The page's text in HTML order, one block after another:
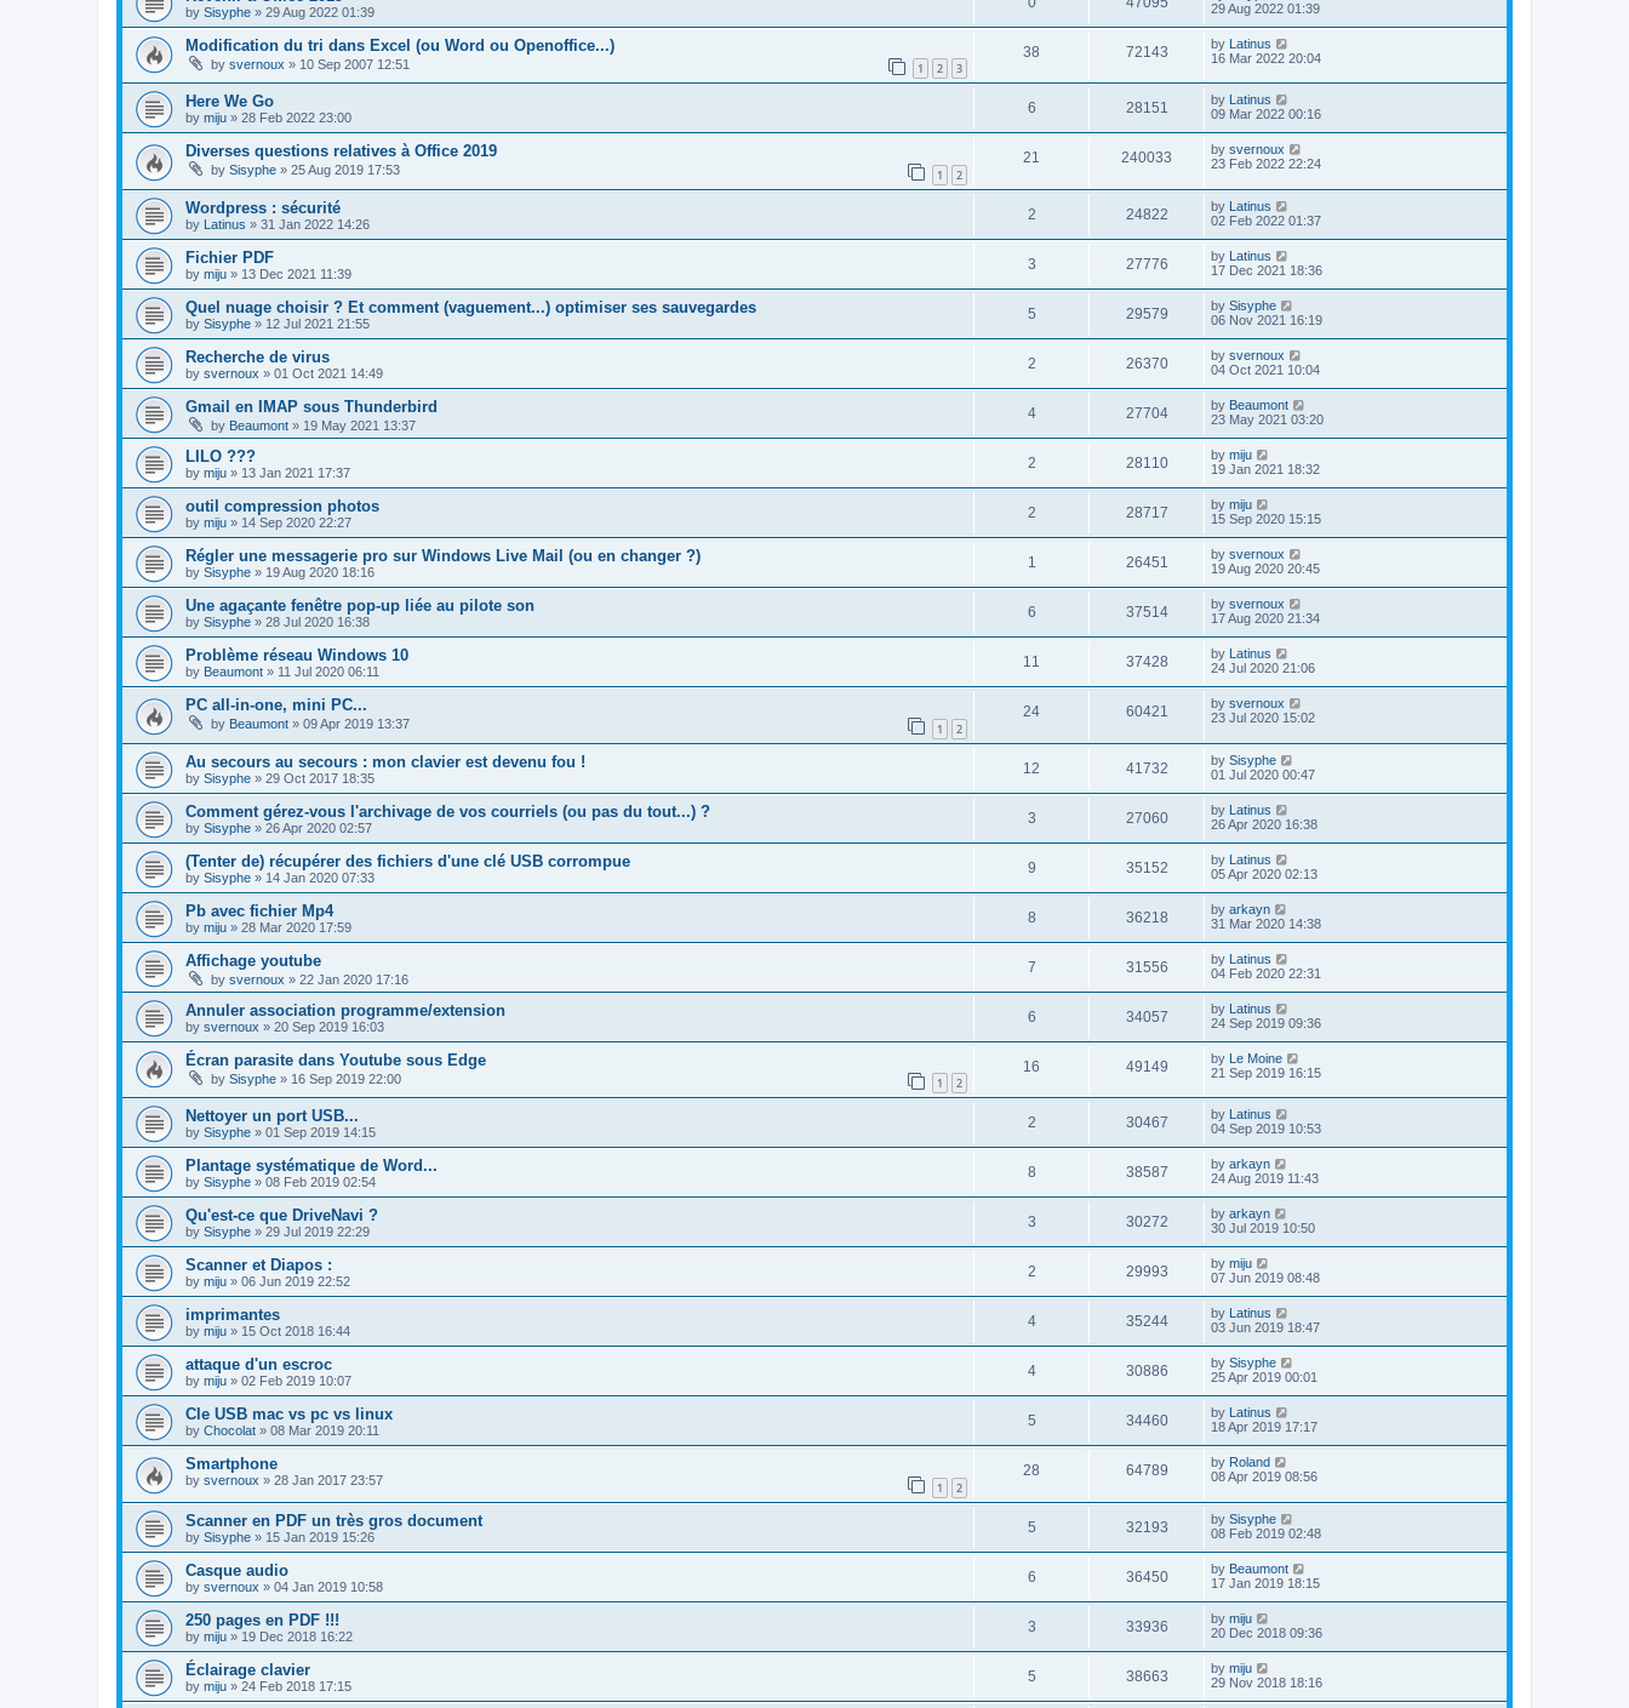
by Sisyphe » 29 Aug 2022 01:39
29 Aug 2022 01:39
Modification du tri dans Excel (ou Word ou Openoffice...)
by svernoux » 10 Sep 2007 12:51 1 2 3
38 72143 by Latinus
16 Mar 2022 20:04
Here We Go
by miju » 28 Feb 2022 23:00
6 28151 by
Latinus
09 Mar 2022 00:16
Diverses questions relatives à Office 2019
by Sisyphe » 25 Aug 2019 17:53 1 2
21 240033 by svernoux
23 Feb 2022 22:24
Wordpress : sécurité
by Latinus » 31 Jan 2022 14:26
2 24822 by Latinus
02 Feb 2022 01:37
Fichier PDF
by miju » 13 Dec 2021 11:39
3 27776 by Latinus
17 Dec 2021 18:36
Quel nuage choisir ? Et comment (vaguement...) optimiser ses sauvegardes
by Sisyphe » 12 Jul 2021 21:55
5 29579 by Sisyphe
06 Nov 2021 16:19
Recherche de virus
by svernoux » 01 Oct 2021 14:49
2 26370 by svernoux
04 Oct 2021 10:04
Gmail en IMAP sous Thunderbird
by Beaumont » 19 May 2021 13:37
4 27704 by Beaumont
23 May 2021 03:20
LILO ???
by miju » 13 Jan 2021 17:37
2 28110 by miju
19 Jan 2021 18:32
outil compression photos
by miju » 14 Sep 2020 22:27
2 28717 by miju
15 Sep 2020 15:15
Régler une messagerie pro sur Windows Live Mail (ou en changer ?)
by Sisyphe » 19 Aug 2020 18:16
1 26451 by svernoux
19 Aug 2020 20:45
Une agaçante fenêtre pop-up liée au pilote son
by Sisyphe » 28 Jul 2020 16:38
6 37514 by svernoux
17 Aug 2020 21:34
Problème réseau Windows 10
by Beaumont » 11 Jul 2020 06:11
11 37428 by Latinus
24 Jul 2020 21:06
PC all-in-one, mini PC...
by Beaumont » 09 Apr 2019 13:37 1 2
24 60421 by svernoux
23 Jul 2020 15:02
Au secours au secours : mon clavier est devenu fou !
by Sisyphe » 29 Oct 2017 18:35
12 41732 by Sisyphe
01 Jul 2020 00:47
Comment gérez-vous l'archivage de vos courriels (ou pas du tout...) ?
by Sisyphe » 26 Apr 2020 02:57
3 27060 by Latinus
26 Apr 2020 16:38
(Tenter de) récupérer des fichiers d'une clé USB corrompue
by Sisyphe » 14 Jan 2020 07:33
9 35152 by Latinus
05 Apr 2020 02:13
Pb avec fichier Mp4
by miju » 28 Mar 2020 17:59
8 36218 by arkayn
31 Mar 2020 14:38
Affichage youtube
by svernoux » 22 Jan 2020 17:16
7 31556 by Latinus
04 Feb 2020 22:31
Annuler association programme/extension
by svernoux » 20 Sep 2019 16:03
6 34057 by Latinus
24 Sep 2019 09:36
Écran parasite dans Youtube sous Edge
by Sisyphe » 16 Sep 2019 22:00 1 2
16 49149 by Le Moine
21 Sep 2019 16:15
Nettoyer un port USB...
by Sisyphe » 01 Sep 2019 14:15
2 30467 by
Latinus
04 Sep 2019 10:53
Plantage systématique de Word...
by Sisyphe » 08 Feb 2019 02:54
8 38587 by arkayn
24 Aug 2019 11:43
Qu'est-ce que DriveNavi ?
by Sisyphe » 29 Jul 2019 22:29
3 30272 by arkayn
30 Jul 2019 10:50
Scanner et Diapos :
by miju » 06 Jun 2019 22:52
2 29993 by miju
07 Jun 2019 08:48
imprimantes
by miju » 15 Oct 2018 16:44
4 35244 by
Latinus
03 Jun 2019 18:47
attaque d'un escroc
by miju » 02 Feb 2019 10:07
4 30886 by Sisyphe
25 Apr 2019 00:01
Cle USB mac vs pc vs linux
by Chocolat » 08 Mar 2019 20:11
5 34460 by
Latinus
18 Apr 2019 17:17
Smartphone
by svernoux » 28 Jan 2017 23:57 1 2
28 64789 by Roland
08 Apr 2019 08:56
Scanner en PDF un très gros document
by Sisyphe » 15 Jan 2019 15:26
5 32193 by Sisyphe
08 Feb 2019 02:48
Casque audio
by svernoux » 04 Jan 2019 10:58
6 36450 by Beaumont
17 Jan 2019 18:15
250 pages en PDF !!!
by miju » 19 Dec 2018 16:22
3 33936 by miju
20 Dec 2018 09:36
Éclairage clavier
by miju » 24 Feb 2018 17:15
5 38663 by miju
29 Nov 2018 18:16